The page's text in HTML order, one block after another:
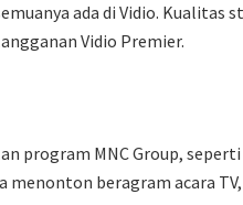
ada di Vidio.
Vidio Premier.
MNC Group, seperti
menonton beragram acara